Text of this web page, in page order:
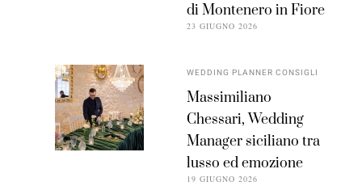
di Montenero in Fiore
23 GIUGNO 2026
WEDDING PLANNER CONSIGLI
Massimiliano
Chessari, Wedding
Manager siciliano tra
lusso ed emozione
19 GIUGNO 2026